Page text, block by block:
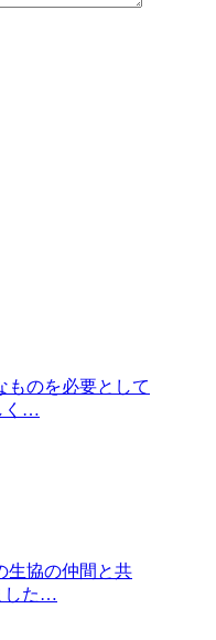
ものを必要として
く…
生協の仲間と共
した…